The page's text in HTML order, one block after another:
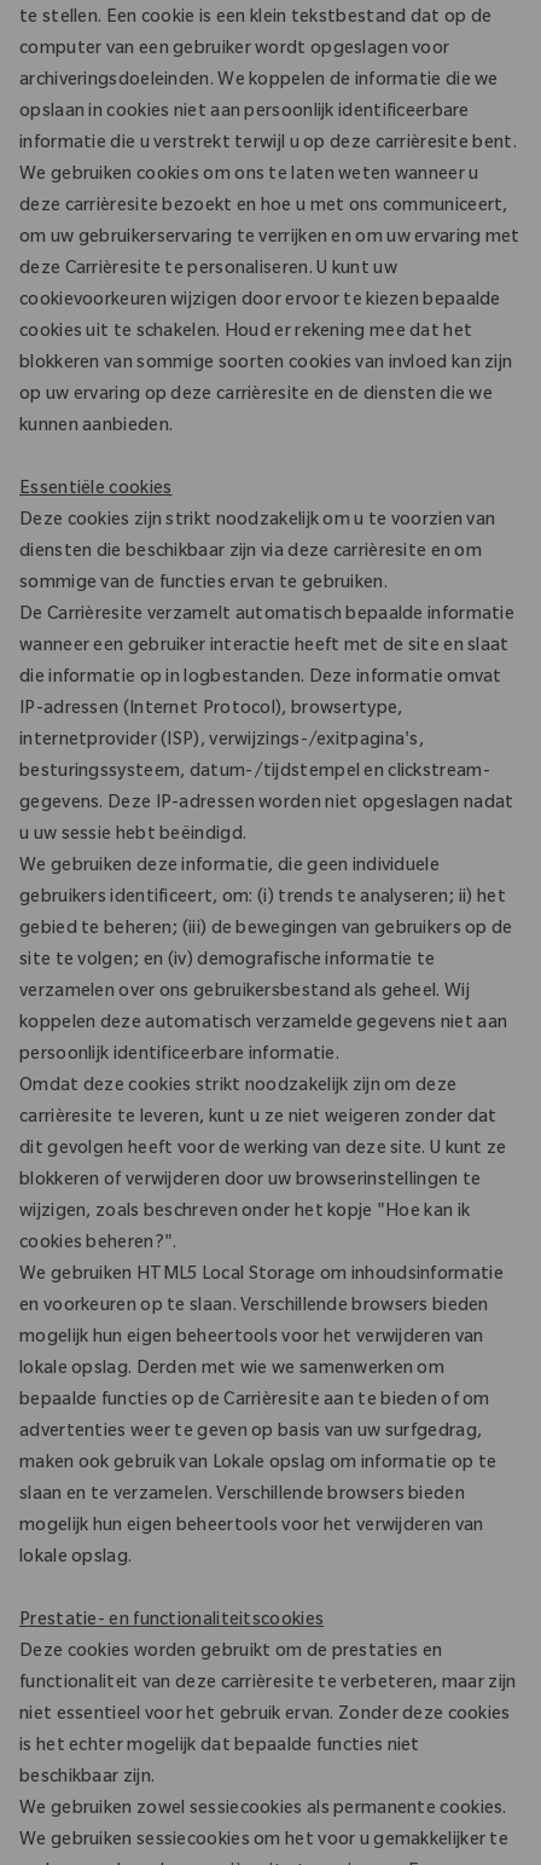
te stellen. Een cookie is een klein tekstbestand dat op de
computer van een gebruiker wordt opgeslagen voor
archiveringsdoeleinden. We koppelen de informatie die we
opslaan in cookies niet aan persoonlijk identificeerbare
informatie die u verstrekt terwijl u op deze carrièresite bent.
We gebruiken cookies om ons te laten weten wanneer u
deze carrièresite bezoekt en hoe u met ons communiceert,
om uw gebruikerservaring te verrijken en om uw ervaring met
deze Carrièresite te personaliseren. U kunt uw
cookievoorkeuren wijzigen door ervoor te kiezen bepaalde
cookies uit te schakelen. Houd er rekening mee dat het
blokkeren van sommige soorten cookies van invloed kan zijn
op uw ervaring op deze carrièresite en de diensten die we
kunnen aanbieden.
Essentiële cookies
Deze cookies zijn strikt noodzakelijk om u te voorzien van
diensten die beschikbaar zijn via deze carrièresite en om
sommige van de functies ervan te gebruiken.
De Carrièresite verzamelt automatisch bepaalde informatie
wanneer een gebruiker interactie heeft met de site en slaat
die informatie op in logbestanden. Deze informatie omvat
IP-adressen (Internet Protocol), browsertype,
internetprovider (ISP), verwijzings-/exitpagina's,
besturingssysteem, datum-/tijdstempel en clickstream-
gegevens. Deze IP-adressen worden niet opgeslagen nadat
u uw sessie hebt beëindigd.
We gebruiken deze informatie, die geen individuele
gebruikers identificeert, om: (i) trends te analyseren; ii) het
gebied te beheren; (iii) de bewegingen van gebruikers op de
site te volgen; en (iv) demografische informatie te
verzamelen over ons gebruikersbestand als geheel. Wij
koppelen deze automatisch verzamelde gegevens niet aan
persoonlijk identificeerbare informatie.
Omdat deze cookies strikt noodzakelijk zijn om deze
carrièresite te leveren, kunt u ze niet weigeren zonder dat
dit gevolgen heeft voor de werking van deze site. U kunt ze
blokkeren of verwijderen door uw browserinstellingen te
wijzigen, zoals beschreven onder het kopje "Hoe kan ik
cookies beheren?".
We gebruiken HTML5 Local Storage om inhoudsinformatie
en voorkeuren op te slaan. Verschillende browsers bieden
mogelijk hun eigen beheertools voor het verwijderen van
lokale opslag. Derden met wie we samenwerken om
bepaalde functies op de Carrièresite aan te bieden of om
advertenties weer te geven op basis van uw surfgedrag,
maken ook gebruik van Lokale opslag om informatie op te
slaan en te verzamelen. Verschillende browsers bieden
mogelijk hun eigen beheertools voor het verwijderen van
lokale opslag.
Prestatie- en functionaliteitscookies
Deze cookies worden gebruikt om de prestaties en
functionaliteit van deze carrièresite te verbeteren, maar zijn
niet essentieel voor het gebruik ervan. Zonder deze cookies
is het echter mogelijk dat bepaalde functies niet
beschikbaar zijn.
We gebruiken zowel sessiecookies als permanente cookies.
We gebruiken sessiecookies om het voor u gemakkelijker te